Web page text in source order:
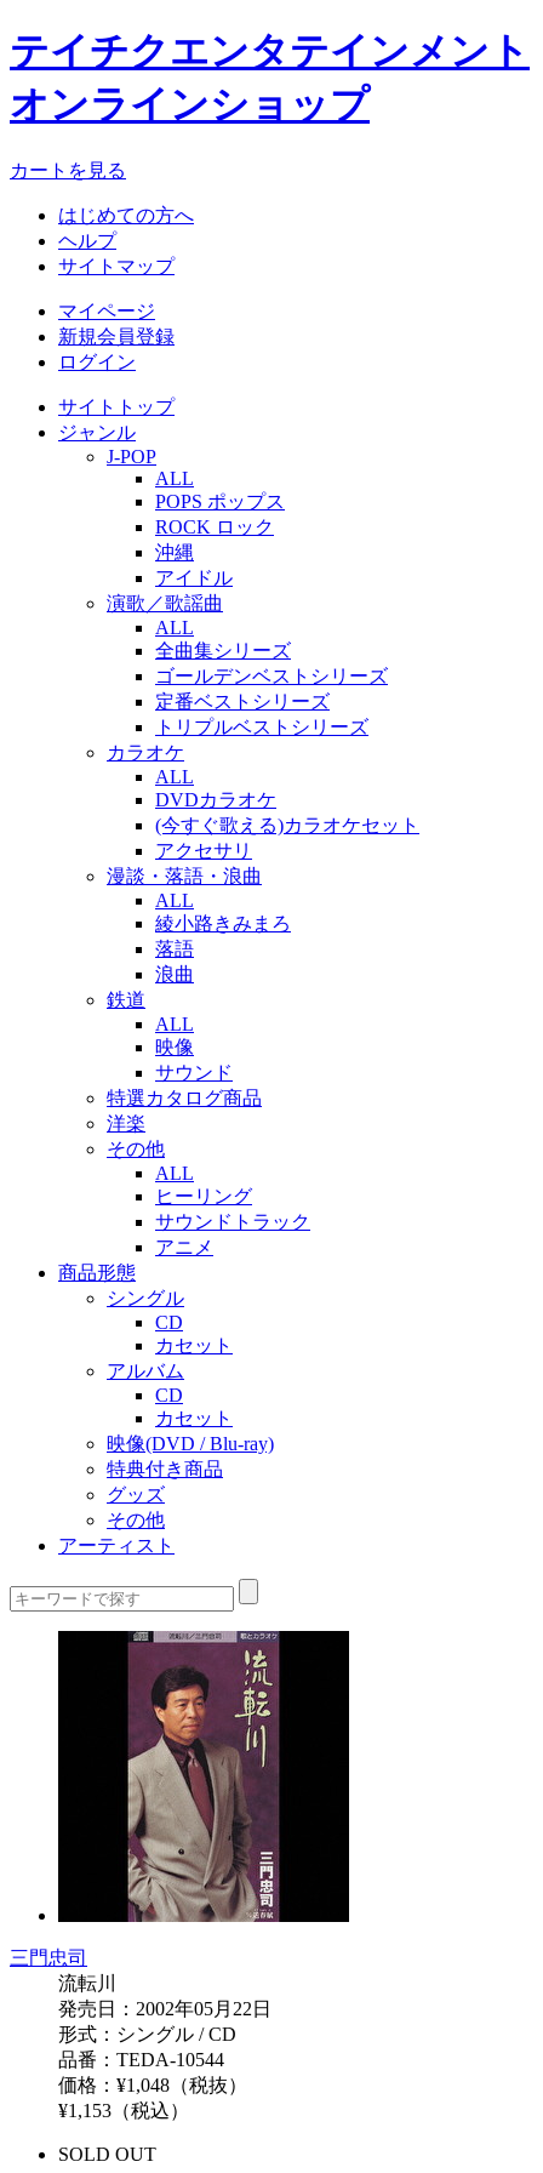
テイチクエンタテインメント
オンラインショップ
カートを見る
はじめての方へ
ヘルプ
サイトマップ
マイページ
新規会員登録
ログイン
サイトトップ
ジャンル
J-POP
ALL
POPS ポップス
ROCK ロック
沖縄
アイドル
演歌／歌謡曲
ALL
全曲集シリーズ
ゴールデンベストシリーズ
定番ベストシリーズ
トリプルベストシリーズ
カラオケ
ALL
DVDカラオケ
(今すぐ歌える)カラオケセット
アクセサリ
漫談・落語・浪曲
ALL
綾小路きみまろ
落語
浪曲
鉄道
ALL
映像
サウンド
特選カタログ商品
洋楽
その他
ALL
ヒーリング
サウンドトラック
アニメ
商品形態
シングル
CD
カセット
アルバム
CD
カセット
映像(DVD / Blu-ray)
特典付き商品
グッズ
その他
アーティスト
三門忠司
流転川
発売日：2002年05月22日
形式：シングル / CD
品番：TEDA-10544
価格：¥1,048（税抜）
¥1,153（税込）
SOLD OUT